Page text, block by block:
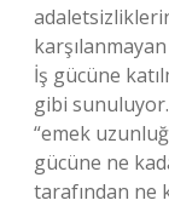
İş gücüne
gibi
“emek
gücüne ne
tarafından ne